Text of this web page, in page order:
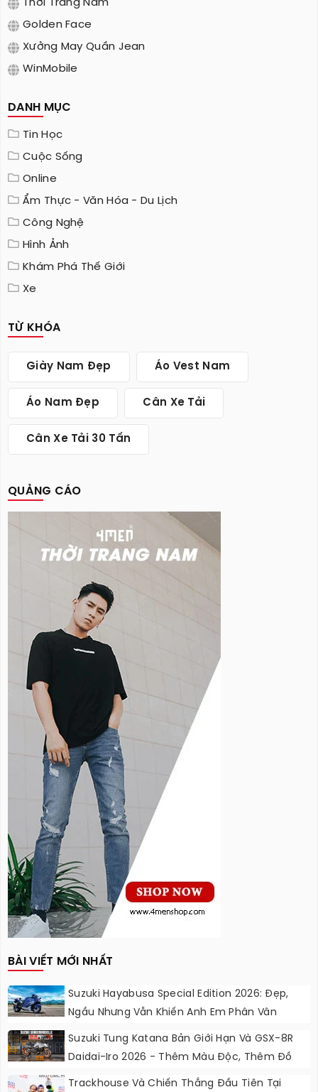
Thời Trang Nam
Golden Face
Xưởng May Quần Jean
WinMobile
DANH MỤC
Tin Học
Cuộc Sống
Online
Ẩm Thực - Văn Hóa - Du Lịch
Công Nghệ
Hình Ảnh
Khám Phá Thế Giới
Xe
TỪ KHÓA
Giày Nam Đẹp Áo Vest Nam
Áo Nam Đẹp Cân Xe Tải
Cân Xe Tải 30 Tấn
QUẢNG CÁO
BÀI VIẾT MỚI NHẤT
Suzuki Hayabusa Special Edition 2026: Đẹp,
Ngầu Nhưng Vẫn Khiến Anh Em Phân Vân
Suzuki Tung Katana Bản Giới Hạn Và GSX-8R
Daidai-Iro 2026 - Thêm Màu Độc, Thêm Đồ
Chơi, Thêm Cá Tính
Trackhouse Và Chiến Thắng Đầu Tiên Tại